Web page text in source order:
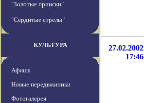
"Золотые прииски"
"Сердитые стрелы"
КУЛЬТУРА
Афиша
Новые передвжиники
Фотогалерея
27.02.2002
17:46